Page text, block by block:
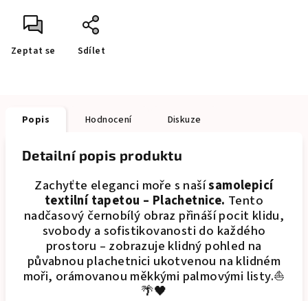
Zeptat se Sdílet
Popis Hodnocení Diskuze
Detailní popis produktu
Zachyťte eleganci moře s našísamolepicí
textilní tapetou – Plachetnice. Tento
nadčasový černobílý obraz přináší pocit klidu,
svobody a sofistikovanosti do každého
prostoru – zobrazuje klidný pohled na
půvabnou plachetnici ukotvenou na klidném
moři, orámovanou měkkými palmovými listy.⛵
🌴🖤